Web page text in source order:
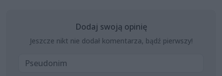
Dodaj swoją opinię
Jeszcze nikt nie dodał komentarza, bądź pierwszy!